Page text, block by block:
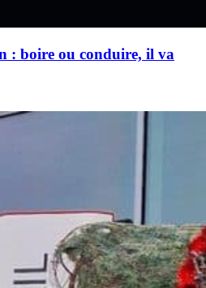
: boire ou conduire, il va